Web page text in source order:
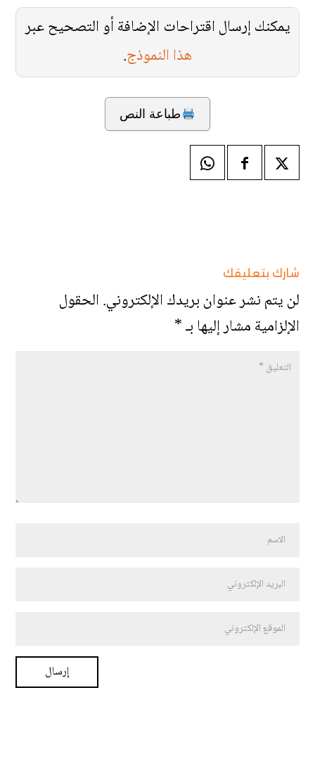
يمكنك إرسال اقتراحات الإضافة أو التصحيح عبر
هذا النموذج.
طباعة النص
شارك بتعليقك
لن يتم نشر عنوان بريدك الإلكتروني.الحقول
الإلزامية مشار إليها بـ*